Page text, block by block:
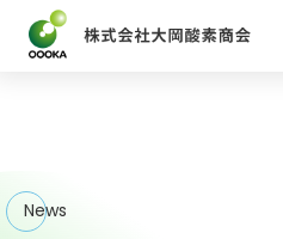
News